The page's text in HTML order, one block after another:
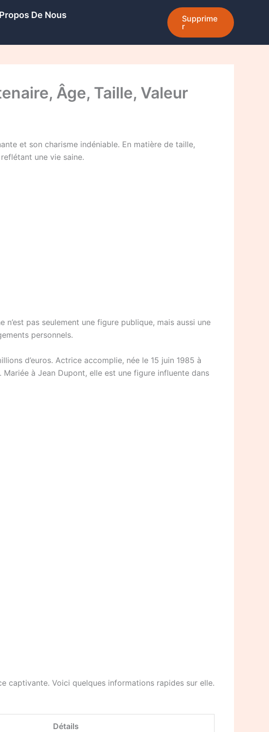
De Nous
Supprime
r
Âge, Taille, Valeur
et son charisme indéniable. En matière de taille,
une vie saine.
pas seulement une figure publique, mais aussi une
personnels.
d’euros. Actrice accomplie, née le 15 juin 1985 à
à Jean Dupont, elle est une figure influente dans
captivante. Voici quelques informations rapides sur elle.
Détails